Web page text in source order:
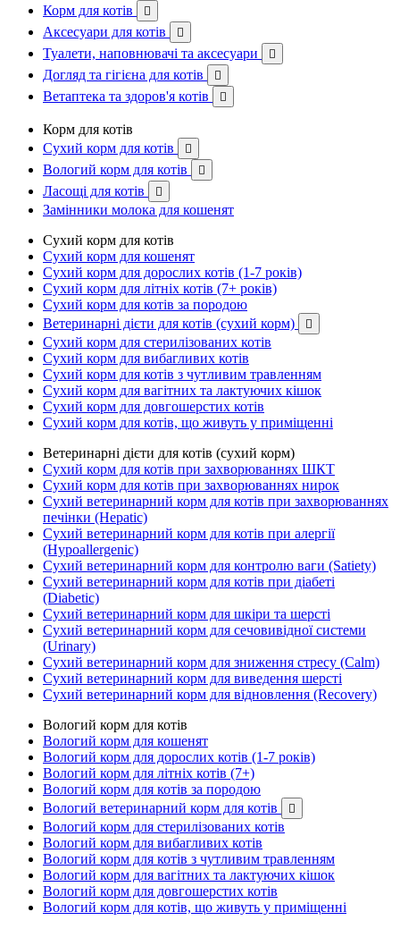
Корм для котів

Аксесуари для котів 
Туалети, наповнювачі та аксесуари 
Догляд та гігієна для котів 
Ветаптека та здоров'я котів 
Корм для котів
Сухий корм для котів

Вологий корм для котів 
Ласощі для котів 
Замінники молока для кошенят
Сухий корм для котів
Сухий корм для кошенят
Сухий корм для дорослих котів (1-7 років)
Сухий корм для літніх котів (7+ років)
Сухий корм для котів за породою
Ветеринарні дієти для котів (сухий корм)

Сухий корм для стерилізованих котів
Сухий корм для вибагливих котів
Сухий корм для котів з чутливим травленням
Сухий корм для вагітних та лактуючих кішок
Сухий корм для довгошерстих котів
Сухий корм для котів, що живуть у приміщенні
Ветеринарні дієти для котів (сухий корм)
Сухий корм для котів при захворюваннях ШКТ
Сухий корм для котів при захворюваннях нирок
Сухий ветеринарний корм для котів при захворюваннях
печінки (Hepatic)
Сухий ветеринарний корм для котів при алергії
(Hypoallergenic)
Сухий ветеринарний корм для контролю ваги (Satiety)
Сухий ветеринарний корм для котів при діабеті
(Diabetic)
Сухий ветеринарний корм для шкіри та шерсті
Сухий ветеринарний корм для сечовивідної системи
(Urinary)
Сухий ветеринарний корм для зниження стресу (Calm)
Сухий ветеринарний корм для виведення шерсті
Сухий ветеринарний корм для відновлення (Recovery)
Вологий корм для котів
Вологий корм для кошенят
Вологий корм для дорослих котів (1-7 років)
Вологий корм для літніх котів (7+)
Вологий корм для котів за породою
Вологий ветеринарний корм для котів

Вологий корм для стерилізованих котів
Вологий корм для вибагливих котів
Вологий корм для котів з чутливим травленням
Вологий корм для вагітних та лактуючих кішок
Вологий корм для довгошерстих котів
Вологий корм для котів, що живуть у приміщенні